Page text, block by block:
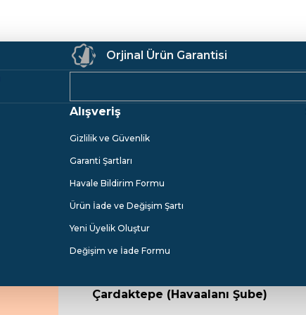
Gönder
Orjinal Ürün Garantisi
Alışveriş
Gizlilik ve Güvenlik
Garanti Şartları
Havale Bildirim Formu
Ürün İade ve Değişim Şartı
Yeni Üyelik Oluştur
Değişim ve İade Formu
Çardaktepe (Havaalanı Şube)